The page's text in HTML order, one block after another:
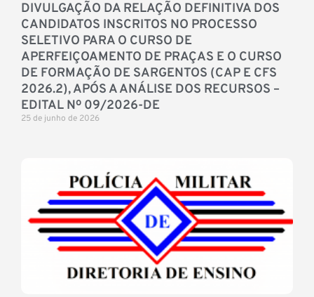
DIVULGAÇÃO DA RELAÇÃO DEFINITIVA DOS
CANDIDATOS INSCRITOS NO PROCESSO
SELETIVO PARA O CURSO DE
APERFEIÇOAMENTO DE PRAÇAS E O CURSO
DE FORMAÇÃO DE SARGENTOS (CAP E CFS
2026.2), APÓS A ANÁLISE DOS RECURSOS –
EDITAL Nº 09/2026-DE
25 de junho de 2026